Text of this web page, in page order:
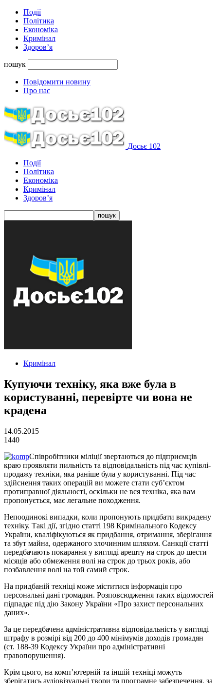
Події
Політика
Економіка
Кримінал
Здоров’я
пошук
Повідомити новину
Про нас
Досьє 102
Події
Політика
Економіка
Кримінал
Здоров’я
Кримінал
Купуючи техніку, яка вже була в
користуванні, перевірте чи вона не
крадена
14.05.2015
1440
Співробітники міліції звертаються до підприємців
краю проявляти пильність та відповідальність під час купівлі-
продажу техніки, яка раніше була у користуванні. Під час
здійснення таких операцій ви можете стати суб’єктом
протиправної діяльності, оскільки не вся техніка, яка вам
пропонується, має легальне походження.
Непоодинокі випадки, коли пропонують придбати викрадену
техніку. Такі дії, згідно статті 198 Кримінального Кодексу
України, кваліфікуються як придбання, отримання, зберігання
та збут майна, одержаного злочинним шляхом. Санкції статті
передбачають покарання у вигляді арешту на строк до шести
місяців або обмеження волі на строк до трьох років, або
позбавлення волі на той самий строк.
На придбаній техніці може міститися інформація про
персональні дані громадян. Розповсюдження таких відомостей
підпадає під дію Закону України «Про захист персональних
даних».
За це передбачена адміністративна відповідальність у вигляді
штрафу в розмірі від 200 до 400 мінімумів доходів громадян
(ст. 188-39 Кодексу України про адміністративні
правопорушення).
Крім цього, на комп’ютерній та іншій техніці можуть
зберігатись аудіовізуальні твори та програмне забезпечення, за